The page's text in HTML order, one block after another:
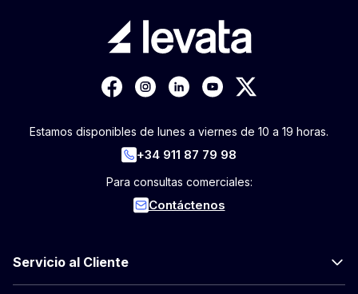
Estamos disponibles de lunes a viernes de 10 a 19 horas.
+34 911 87 79 98
Para consultas comerciales:
Contáctenos
Servicio al Cliente